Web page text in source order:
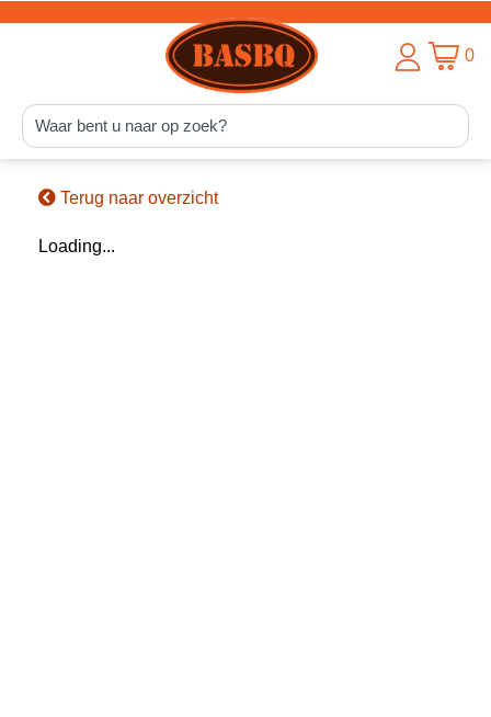
0
Terug naar overzicht
Loading...